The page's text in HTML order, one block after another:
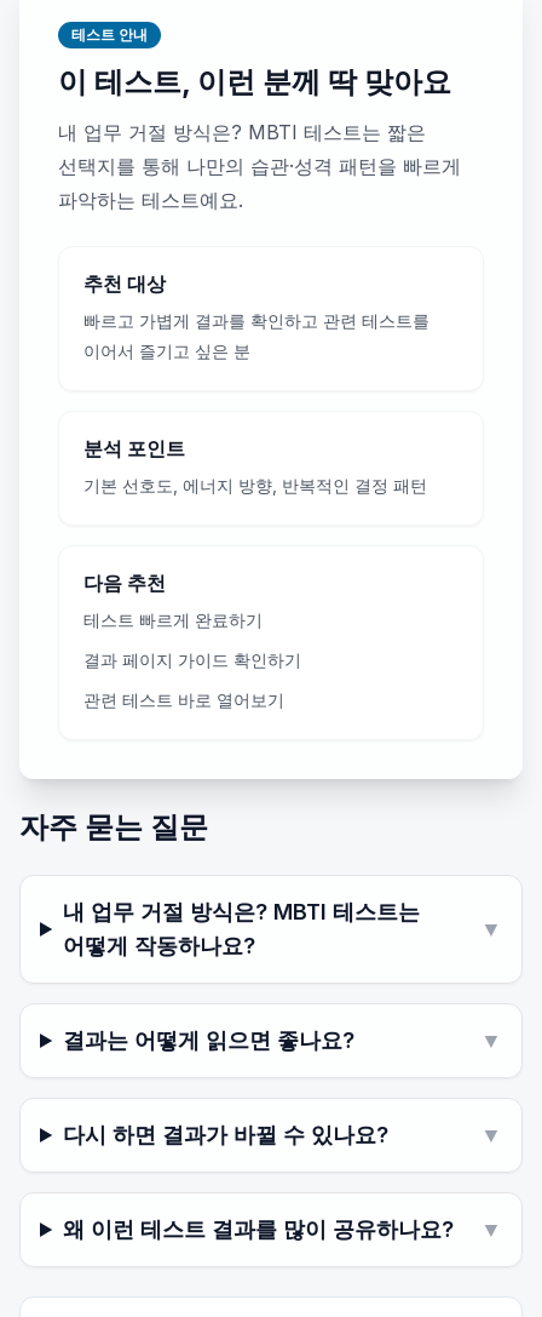
테스트 안내
이 테스트, 이런 분께 딱 맞아요
내 업무 거절 방식은? MBTI 테스트는 짧은
선택지를 통해 나만의 습관·성격 패턴을 빠르게
파악하는 테스트예요.
추천 대상
빠르고 가볍게 결과를 확인하고 관련 테스트를
이어서 즐기고 싶은 분
분석 포인트
기본 선호도, 에너지 방향, 반복적인 결정 패턴
다음 추천
테스트 빠르게 완료하기
결과 페이지 가이드 확인하기
관련 테스트 바로 열어보기
자주 묻는 질문
내 업무 거절 방식은? MBTI 테스트는
어떻게 작동하나요?
▼
결과는 어떻게 읽으면 좋나요? ▼
다시 하면 결과가 바뀔 수 있나요? ▼
왜 이런 테스트 결과를 많이 공유하나요? ▼